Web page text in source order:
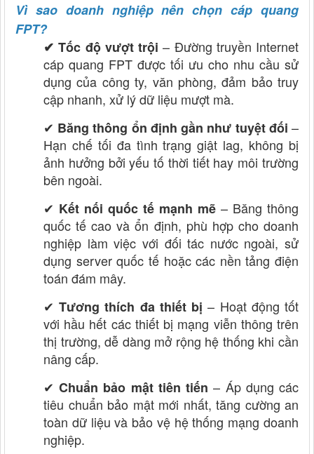
Vì sao doanh nghiệp nên chọn cáp quang
FPT?
✔ Tốc độ vượt trội– Đường truyền Internet
cáp quang FPT được tối ưu cho nhu cầu sử
dụng của công ty, văn phòng, đảm bảo truy
cập nhanh, xử lý dữ liệu mượt mà.
✔ Băng thông ổn định gần như tuyệt đối –
Hạn chế tối đa tình trạng giật lag, không bị
ảnh hưởng bởi yếu tố thời tiết hay môi trường
bên ngoài.
✔ Kết nối quốc tế mạnh mẽ – Băng thông
quốc tế cao và ổn định, phù hợp cho doanh
nghiệp làm việc với đối tác nước ngoài, sử
dụng server quốc tế hoặc các nền tảng điện
toán đám mây.
✔Tương thích đa thiết bị – Hoạt động tốt
với hầu hết các thiết bị mạng viễn thông trên
thị trường, dễ dàng mở rộng hệ thống khi cần
nâng cấp.
✔ Chuẩn bảo mật tiên tiến – Áp dụng các
tiêu chuẩn bảo mật mới nhất, tăng cường an
toàn dữ liệu và bảo vệ hệ thống mạng doanh
nghiệp.